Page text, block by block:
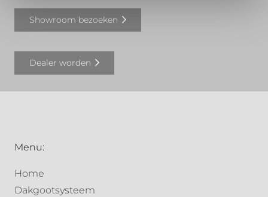
Showroom bezoeken
Dealer worden
Menu:
Home
Dakgootsysteem